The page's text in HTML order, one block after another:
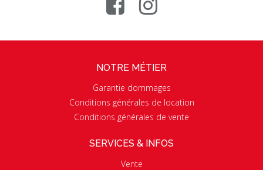
NOTRE MÉTIER
Garantie dommages
Conditions générales de location
Conditions générales de vente
SERVICES & INFOS
Vente